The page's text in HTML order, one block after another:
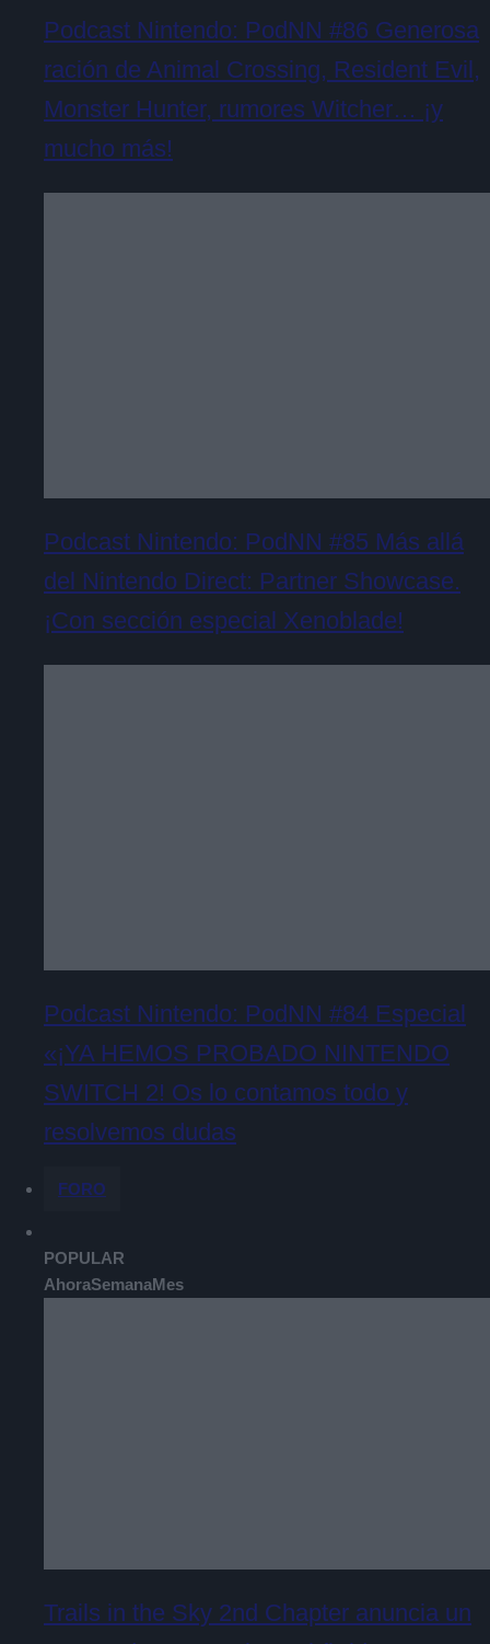
Podcast Nintendo: PodNN #86 Generosa
ración de Animal Crossing, Resident Evil,
Monster Hunter, rumores Witcher… ¡y
mucho más!
Podcast Nintendo: PodNN #85 Más allá
del Nintendo Direct: Partner Showcase.
¡Con sección especial Xenoblade!
Podcast Nintendo: PodNN #84 Especial
«¡YA HEMOS PROBADO NINTENDO
SWITCH 2! Os lo contamos todo y
resolvemos dudas
FORO
POPULAR
AhoraSemanaMes
Trails in the Sky 2nd Chapter anuncia un